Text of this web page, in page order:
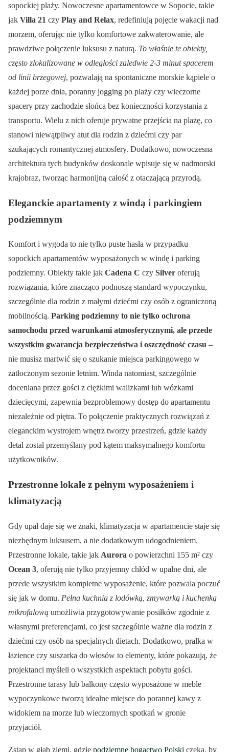
sopockiej plaży. Nowoczesne apartamentowce w Sopocie, takie
jak Villa 21 czy Play and Relax, redefiniują pojęcie wakacji nad
morzem, oferując nie tylko komfortowe zakwaterowanie, ale
prawdziwe połączenie luksusu z naturą. To właśnie te obiekty,
często zlokalizowane w odległości zaledwie 2-3 minut spacerem
od linii brzegowej, pozwalają na spontaniczne morskie kąpiele o
każdej porze dnia, poranny jogging po plaży czy wieczorne
spacery przy zachodzie słońca bez konieczności korzystania z
transportu. Wielu z nich oferuje prywatne przejścia na plażę, co
stanowi niewątpliwy atut dla rodzin z dziećmi czy par
szukających romantycznej atmosfery. Dodatkowo, nowoczesna
architektura tych budynków doskonale wpisuje się w nadmorski
krajobraz, tworząc harmonijną całość z otaczającą przyrodą.
Eleganckie apartamenty z windą i parkingiem
podziemnym
Komfort i wygoda to nie tylko puste hasła w przypadku
sopockich apartamentów wyposażonych w windę i parking
podziemny. Obiekty takie jak Cadena C czy Silver oferują
rozwiązania, które znacząco podnoszą standard wypoczynku,
szczególnie dla rodzin z małymi dziećmi czy osób z ograniczoną
mobilnością. Parking podziemny to nie tylko ochrona
samochodu przed warunkami atmosferycznymi, ale przede
wszystkim gwarancja bezpieczeństwa i oszczędność czasu –
nie musisz martwić się o szukanie miejsca parkingowego w
zatłoczonym sezonie letnim. Winda natomiast, szczególnie
doceniana przez gości z ciężkimi walizkami lub wózkami
dziecięcymi, zapewnia bezproblemowy dostęp do apartamentu
niezależnie od piętra. To połączenie praktycznych rozwiązań z
eleganckim wystrojem wnętrz tworzy przestrzeń, gdzie każdy
detal został przemyślany pod kątem maksymalnego komfortu
użytkowników.
Przestronne lokale z pełnym wyposażeniem i
klimatyzacją
Gdy upał daje się we znaki, klimatyzacja w apartamencie staje się
niezbędnym luksusem, a nie dodatkowym udogodnieniem.
Przestronne lokale, takie jak Aurora o powierzchni 155 m² czy
Ocean 3, oferują nie tylko przyjemny chłód w upalne dni, ale
przede wszystkim kompletne wyposażenie, które pozwala poczuć
się jak w domu. Pełna kuchnia z lodówką, zmywarką i kuchenką
mikrofalową umożliwia przygotowywanie posiłków zgodnie z
własnymi preferencjami, co jest szczególnie ważne dla rodzin z
dziećmi czy osób na specjalnych dietach. Dodatkowo, pralka w
łazience czy suszarka do włosów to elementy, które pokazują, że
projektanci myśleli o wszystkich aspektach pobytu gości.
Przestronne tarasy lub balkony często wyposażone w meble
wypoczynkowe tworzą idealne miejsce do porannej kawy z
widokiem na morze lub wieczornych spotkań w gronie
przyjaciół.
Zstąp w głąb ziemi, gdzie podziemne bogactwo Polski czeka, by